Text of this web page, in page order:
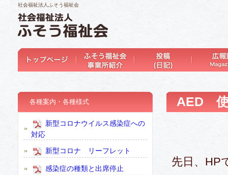
社会福祉法人ふそう福祉会
AED 使
先日、HP
各種案内・各種様式
新型コロナウイルス感染症への
対応
新型コロナ リーフレット
感染症の種類と出席停止